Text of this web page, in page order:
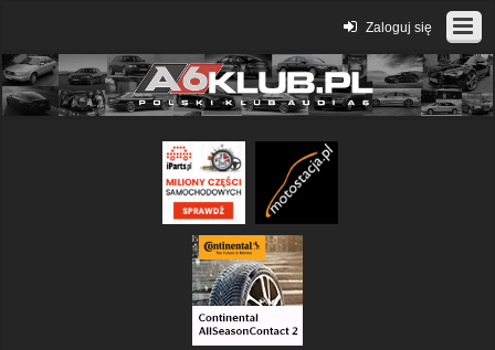
Zaloguj się